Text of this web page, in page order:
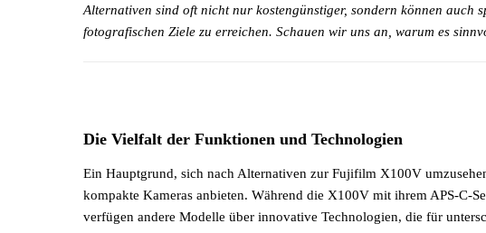
Alternativen sind oft nicht nur kostengünstiger, sondern können auch
fotografischen Ziele zu erreichen. Schauen wir uns an, warum es
Die Vielfalt der Funktionen und Technologien
Ein Hauptgrund, sich nach Alternativen zur Fujifilm X100V
kompakte Kameras anbieten. Während die X100V mit ihrem APS-C-
verfügen andere Modelle über innovative Technologien, die für